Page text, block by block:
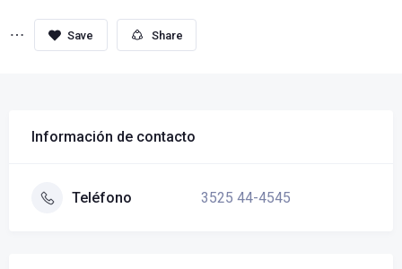
Share
Información de contacto
Teléfono 3525 44-4545